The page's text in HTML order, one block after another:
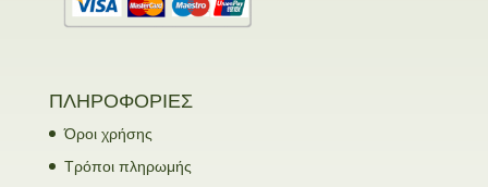
ΠΛΗΡΟΦΟΡΙΕΣ
Όροι χρήσης
Τρόποι πληρωμής